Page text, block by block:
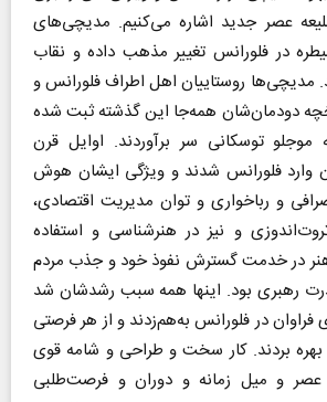
عصر جدید اشاره می‌کنیم. مدیچی‌های
در فلورانس تغییر مذهب داده و نقاب
مدیچی‌ها روستاییان اهل اطراف فلورانس و
دودمان‌شان همه‌جا این گذشته ثبت شده
موجلو توسکانی سر برآوردند. اوایل قرن
وارد فلورانس شدند و ویژگی ایشان هوش
و رباخواری و توان مدیریت اقتصادی،
و نیز در هنرشناسی و استفاده
هنر در خدمت گسترش نفوذ خود و جذب مردم
رهبری بود. اینها همه سبب رشدشان شد
در فلورانس به‌هم‌زدند و از هر فرصتی
بهره بردند. کار سخت و طراحی و شامه قوی
عصر و میل زمانه و دوران و فرصت‌طلبی